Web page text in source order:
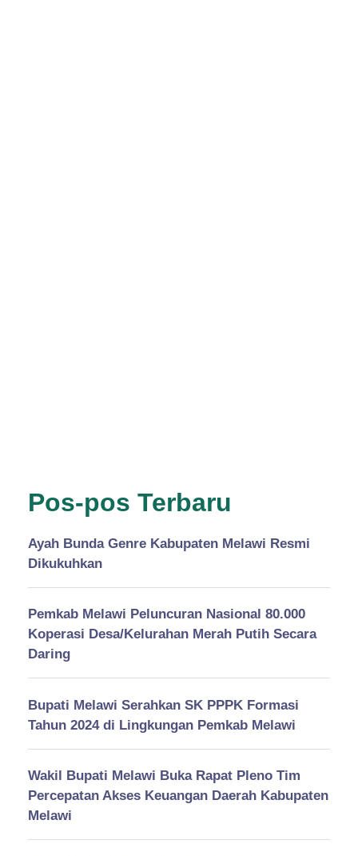
Pos-pos Terbaru
Ayah Bunda Genre Kabupaten Melawi Resmi
Dikukuhkan
Pemkab Melawi Peluncuran Nasional 80.000
Koperasi Desa/Kelurahan Merah Putih Secara
Daring
Bupati Melawi Serahkan SK PPPK Formasi
Tahun 2024 di Lingkungan Pemkab Melawi
Wakil Bupati Melawi Buka Rapat Pleno Tim
Percepatan Akses Keuangan Daerah Kabupaten
Melawi